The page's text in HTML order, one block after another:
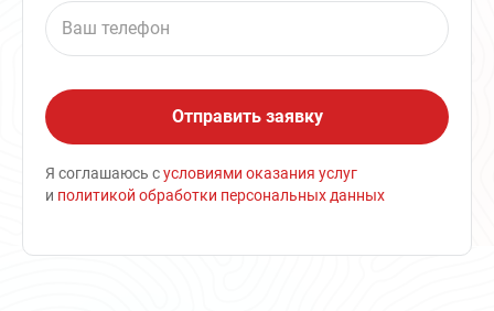
Я соглашаюсь сусловиями оказания услуг
и политикой обработки персональных данных